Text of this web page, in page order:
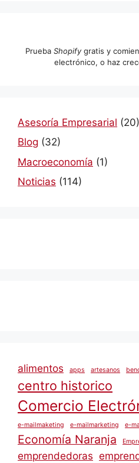
Prueba Shopifygratis y
electrónico, o haz
Asesoría Empresarial (20)
Blog (32)
Macroeconomía (1)
Noticias (114)
alimentos apps artesanos
centro historico
Comercio
e-mailmaketing e-mailmarketing e-
Economía Naranja
emprendedoras